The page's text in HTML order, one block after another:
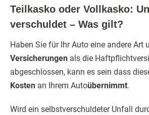
Teilkasko oder Vollkasko:
verschuldet – Was gilt?
Haben Sie für Ihr Auto eine andere Art
Versicherungen als die
abgeschlossen, kann es sein dass
Kosten an Ihrem Autoübernimmt.
Wird ein selbstverschuldeter Unfall